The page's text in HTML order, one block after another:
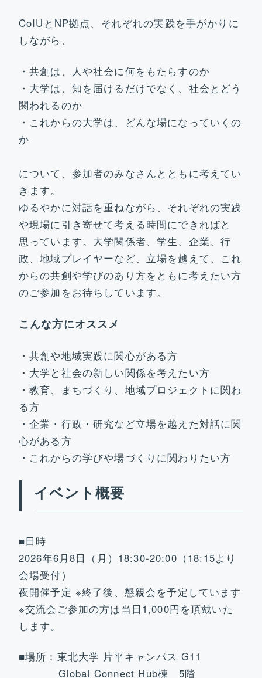
CoIUとNP拠点、それぞれの実践を手がかりに
しながら、
・共創は、人や社会に何をもたらすのか
・大学は、知を届けるだけでなく、社会とどう
関われるのか
・これからの大学は、どんな場になっていくの
か
について、参加者のみなさんとともに考えてい
きます。
ゆるやかに対話を重ねながら、それぞれの実践
や現場に引き寄せて考える時間にできればと
思っています。大学関係者、学生、企業、行
政、地域プレイヤーなど、立場を越えて、これ
からの共創や学びのあり方をともに考えたい方
のご参加をお待ちしています。
こんな方にオススメ
・共創や地域実践に関心がある方
・大学と社会の新しい関係を考えたい方
・教育、まちづくり、地域プロジェクトに関わ
る方
・企業・行政・研究など立場を越えた対話に関
心がある方
・これからの学びや場づくりに関わりたい方
イベント概要
■日時
2026年6月8日（月）18:30-20:00（18:15より
会場受付）
夜開催予定 ※終了後、懇親会を予定しています
※交流会ご参加の方は当日1,000円を頂戴いた
します。
■場所：東北大学 片平キャンパス G11
Global Connect Hub棟 5階